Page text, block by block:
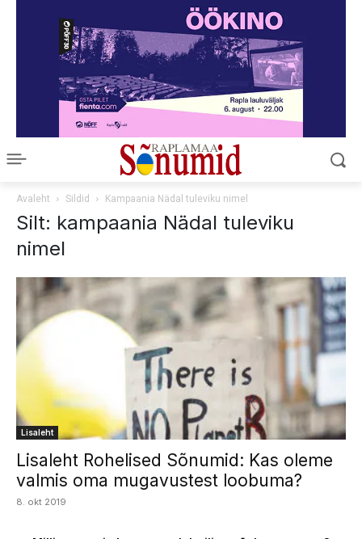
Avaleht Sildid Kampaania Nädal tuleviku nimel
Silt: kampaania Nädal tuleviku
nimel
Lisaleht
Lisaleht Rohelised Sõnumid: Kas oleme
valmis oma mugavustest loobuma?
8. okt 2019